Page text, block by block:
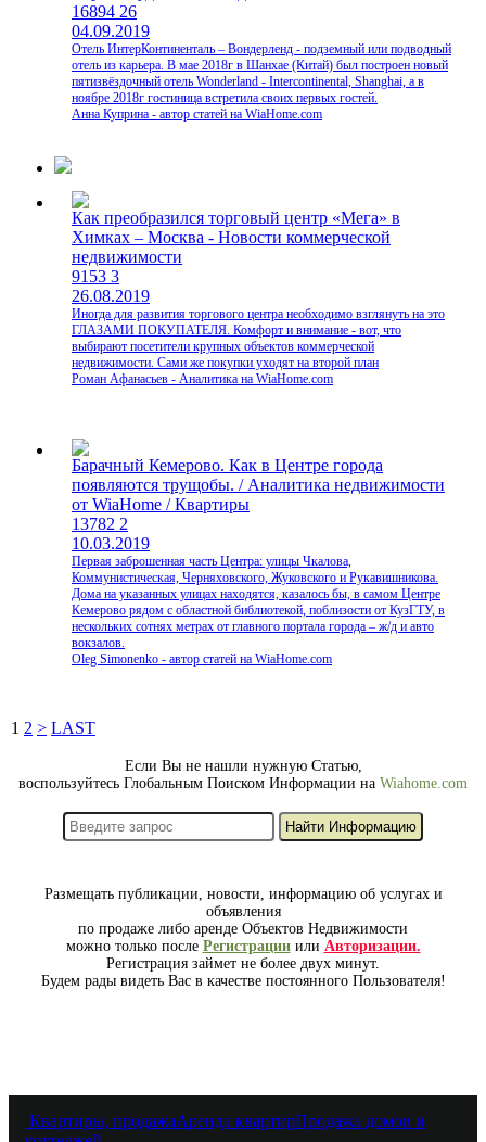
16894 26
04.09.2019
Отель ИнтерКонтиненталь – Вондерленд - подземный или подводный
отель из карьера. В мае 2018г в Шанхае (Китай) был построен новый
пятизвёздочный отель Wonderland - Intercontinental, Shanghai, а в
ноябре 2018г гостиница встретила своих первых гостей.
Анна Куприна - автор статей на WiaHome.com
Как преобразился торговый центр «Мега» в
Химках – Москва - Новости коммерческой
недвижимости
9153 3
26.08.2019
Иногда для развития торгового центра необходимо взглянуть на это
ГЛАЗАМИ ПОКУПАТЕЛЯ. Комфорт и внимание - вот, что
выбирают посетители крупных объектов коммерческой
недвижимости. Сами же покупки уходят на второй план
Роман Афанасьев - Аналитика на WiaHome.com
Барачный Кемерово. Как в Центре города
появляются трущобы. / Аналитика недвижимости
от WiaHome / Квартиры
13782 2
10.03.2019
Первая заброшенная часть Центра: улицы Чкалова,
Коммунистическая, Черняховского, Жуковского и Рукавишникова.
Дома на указанных улицах находятся, казалось бы, в самом Центре
Кемерово рядом с областной библиотекой, поблизости от КузГТУ, в
нескольких сотнях метрах от главного портала города – ж/д и авто
вокзалов.
Oleg Simonenko - автор статей на WiaHome.com
1 2 > LAST
Если Вы не нашли нужную Статью,
воспользуйтесь Глобальным Поиском Информации на Wiahome.com
Размещать публикации, новости, информацию об услугах и
объявления
по продаже либо аренде Объектов Недвижимости
можно только после Регистрацииили Авторизации.
Регистрация займет не более двух минут.
Будем рады видеть Вас в качестве постоянного Пользователя!
Квартиры, продажаАренда квартирПродажа домов и